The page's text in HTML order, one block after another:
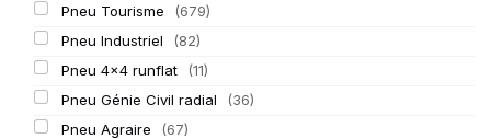
Pneu Tourisme
(679)
Pneu Industriel
(82)
Pneu 4x4 runflat
(11)
Pneu Génie Civil radial
(36)
Pneu Agraire
(67)